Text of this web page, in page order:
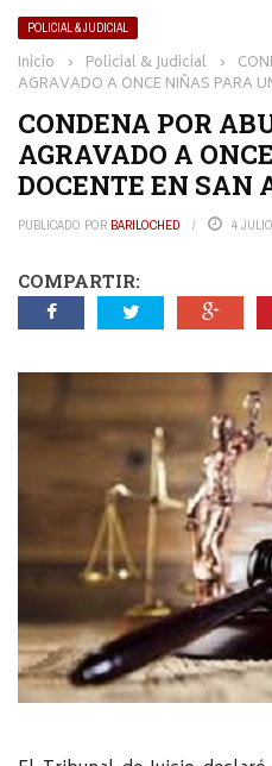
POLICIAL & JUDICIAL
Inicio › Policial & Judicial ›
AGRAVADO A ONCE NIÑAS PARA
CONDENA POR
AGRAVADO A
DOCENTE EN SAN
PUBLICADO POR BARILOCHED 4
COMPARTIR: